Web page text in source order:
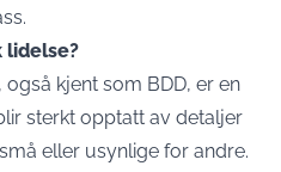
lidelse?
kjent som BDD, er en
sterkt opptatt av detaljer
eller usynlige for andre.